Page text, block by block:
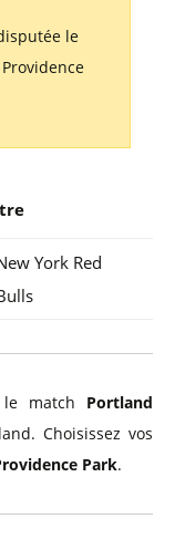
le
York Red
match Portland
Choisissez vos
Park.